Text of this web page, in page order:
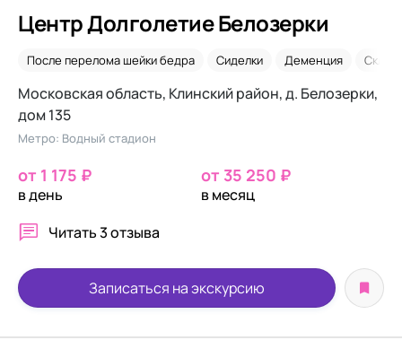
Центр Долголетие Белозерки
После перелома шейки бедра Сиделки Деменция
Московская область, Клинский район, д. Белозерки,
дом 135
Метро: Водный стадион
от 1 175 ₽
в день
от 35 250 ₽
в месяц
Читать3 отзыва
Записаться на экскурсию